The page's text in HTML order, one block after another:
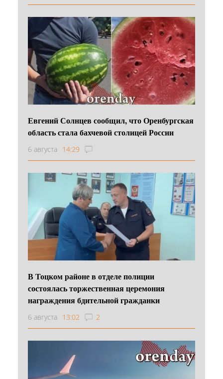
Евгений Солнцев сообщил, что Оренбургская
область стала бахчевой столицей России
6 августа 14:29
В Тоцком районе в отделе полиции
состоялась торжественная церемония
награждения бдительной гражданки
6 августа 13:02 2